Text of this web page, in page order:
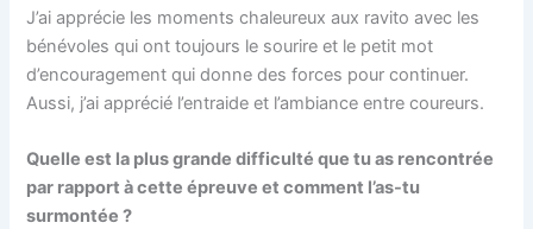
J’ai apprécie les moments chaleureux aux ravito avec les
bénévoles qui ont toujours le sourire et le petit mot
d’encouragement qui donne des forces pour continuer.
Aussi, j’ai apprécié l’entraide et l’ambiance entre coureurs.
Quelle est la plus grande difficulté que tu as rencontrée
par rapport à cette épreuve et comment l’as-tu
surmontée ?